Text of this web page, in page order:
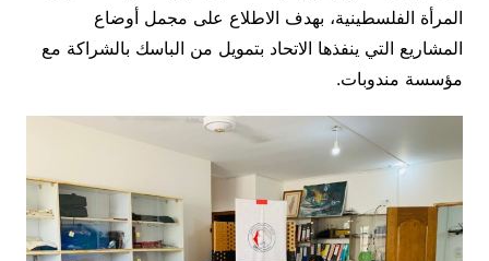
المرأة الفلسطينية، بهدف الاطلاع على مجمل أوضاع
المشاريع التي ينفذها الاتحاد بتمويل من الباسك بالشراكة مع
مؤسسة مندوبات.